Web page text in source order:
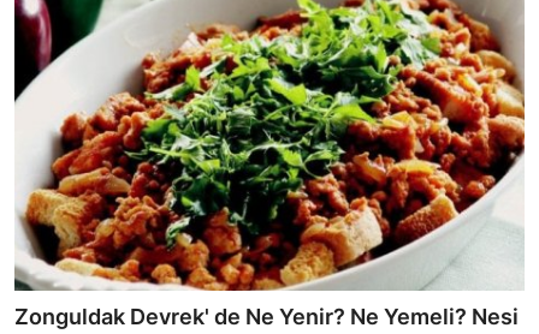
Zonguldak Devrek' de Ne Yenir? Ne Yemeli? Nesi